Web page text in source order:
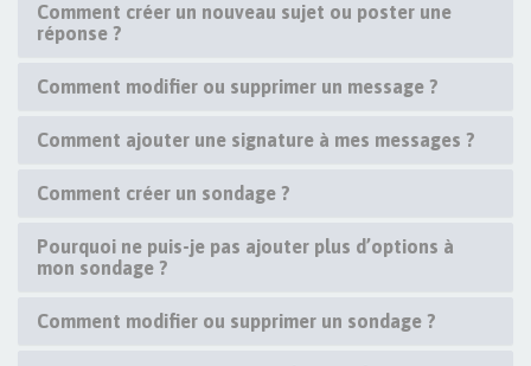
Comment créer un nouveau sujet ou poster une
réponse ?
Comment modifier ou supprimer un message ?
Comment ajouter une signature à mes messages ?
Comment créer un sondage ?
Pourquoi ne puis-je pas ajouter plus d’options à
mon sondage ?
Comment modifier ou supprimer un sondage ?